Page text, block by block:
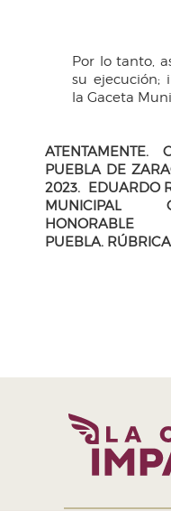
Por lo tanto,
su ejecución;
la Gaceta
ATENTAMENTE.
PUEBLA DE
2023. EDUARDO
MUNICIPAL
PUEBLA.